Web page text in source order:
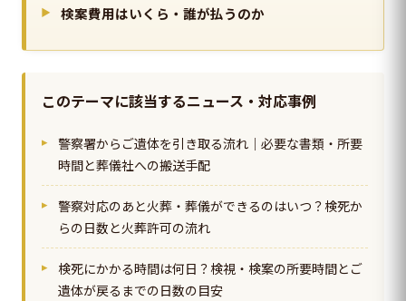
検案費用はいくら・誰が払うのか
このテーマに該当するニュース・対応事例
警察署からご遺体を引き取る流れ｜必要な書類・所要
時間と葬儀社への搬送手配
警察対応のあと火葬・葬儀ができるのはいつ？検死か
らの日数と火葬許可の流れ
検死にかかる時間は何日？検視・検案の所要時間とご
遺体が戻るまでの日数の目安